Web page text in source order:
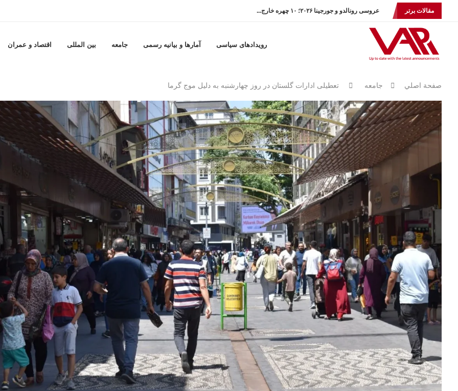
مقالات برتر عروسی رونالدو و جورجینا ۲۰۲۶؛ ۱۰ چهره خارج...
رویدادهای سیاسی آمارها و بيانيه رسمى جامعه بين المللى اقتصاد و عمران
صفحة اصلي جامعه تعطیلی ادارات گلستان در روز چهارشنبه به دلیل موج گرما